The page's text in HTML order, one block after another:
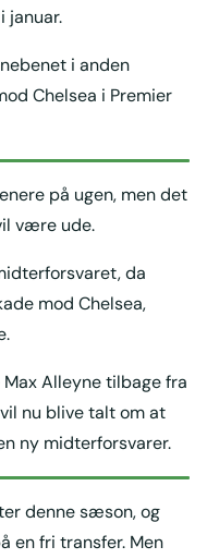
januar.
i anden
Chelsea i Premier
på ugen, men det
være ude.
da
mod Chelsea,
Alleyne tilbage fra
nu blive talt om at
ny midterforsvarer.
denne sæson, og
en fri transfer. Men